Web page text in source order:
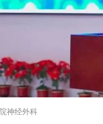
神经外科